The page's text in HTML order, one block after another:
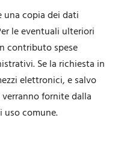
una copia dei dati
le eventuali ulteriori
contributo spese
Se la richiesta in
elettronici, e salvo
fornite dalla
comune.